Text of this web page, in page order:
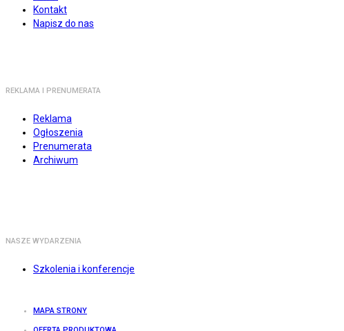
Kontakt
Napisz do nas
REKLAMA I PRENUMERATA
Reklama
Ogłoszenia
Prenumerata
Archiwum
NASZE WYDARZENIA
Szkolenia i konferencje
MAPA STRONY